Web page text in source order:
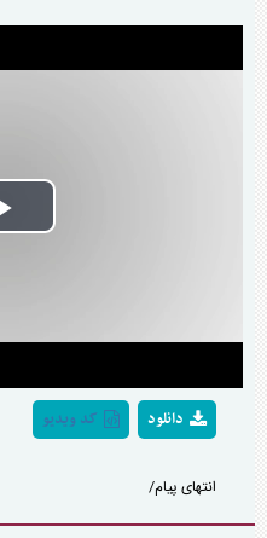
Play
کد ویدیو دانلود
انتهای پیام/